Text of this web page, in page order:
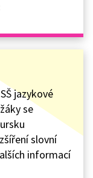
jazykové
se
slovní
informací